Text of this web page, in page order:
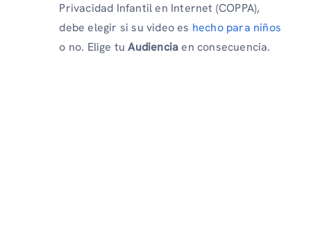
Privacidad Infantil en Internet (COPPA),
debe elegir si su video es hecho para niños
o no. Elige tuAudienciaen consecuencia.